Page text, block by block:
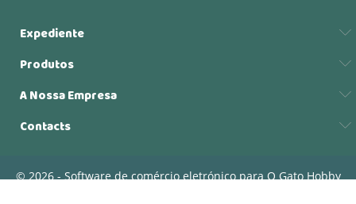
Expediente
Produtos
A Nossa Empresa
Contacts
© 2026 - Software de comércio eletrónico para O Gato Hobby